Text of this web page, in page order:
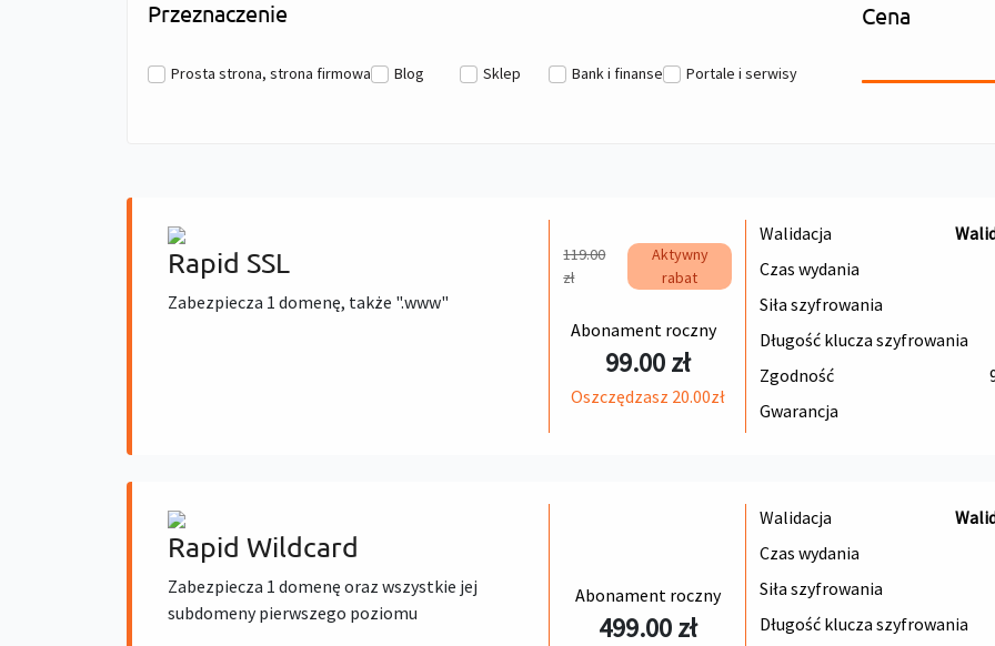
Przeznaczenie
Prosta strona, strona firmowa Blog Sklep Bank i finanse Portale i serwisy
Cena
Rapid SSL
Zabezpiecza 1 domenę, także ".www"
119.00
zł
Aktywny
rabat
Abonament roczny
99.00 zł
Oszczędzasz 20.00zł
Walidacja
Czas wydania
Siła szyfrowania
Długość klucza szyfrowania
Zgodność
Gwarancja
Rapid Wildcard
Zabezpiecza 1 domenę oraz wszystkie jej
subdomeny pierwszego poziomu
Abonament roczny
499.00 zł
Walidacja
Czas wydania
Siła szyfrowania
Długość klucza szyfrowania